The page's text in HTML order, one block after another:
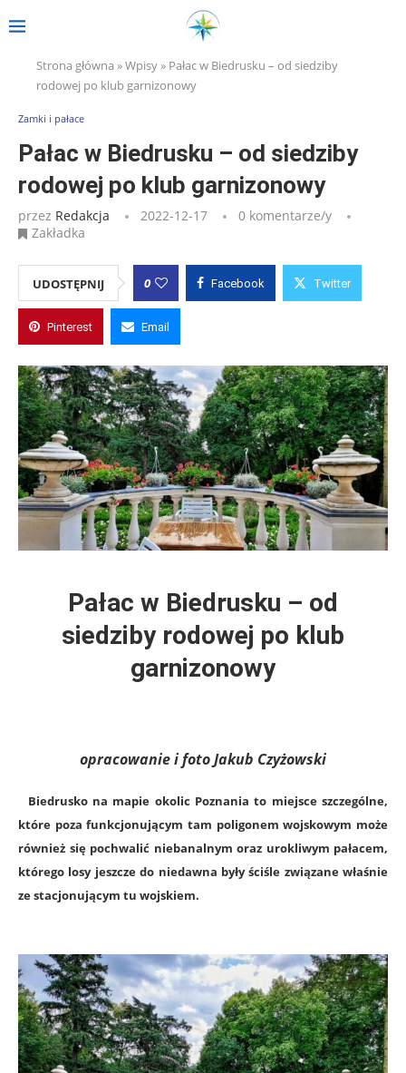
Strona główna »Wpisy» Pałac w Biedrusku – od siedziby
rodowej po klub garnizonowy
Zamki i pałace
Pałac w Biedrusku – od siedziby
rodowej po klub garnizonowy
przez Redakcja 2022-12-17
0 komentarze/y
Zakładka
UDOSTĘPNIJ 0 Facebook Twitter
Pinterest Email
Pałac w Biedrusku – od
siedziby rodowej po klub
garnizonowy
opracowanie i foto Jakub Czyżowski
Biedrusko na mapie okolic Poznania to miejsce szczególne,
które poza funkcjonującym tam poligonem wojskowym może
również się pochwalić niebanalnym oraz urokliwym pałacem,
którego losy jeszcze do niedawna były ściśle związane właśnie
ze stacjonującym tu wojskiem.